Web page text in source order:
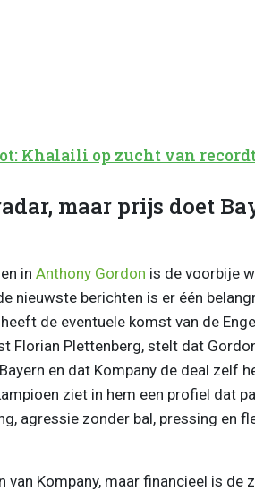
Khalaili op zucht van
maar prijs doet
in Anthony Gordon is de voorbije
nieuwste berichten is er één
de eventuele komst van de
Florian Plettenberg, stelt dat
en dat Kompany de deal zelf
ziet in hem een profiel dat
agressie zonder bal, pressing en
Kompany, maar financieel is de